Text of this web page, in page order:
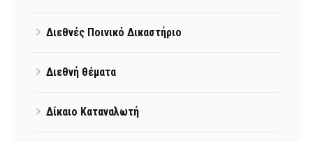
Διεθνές Ποινικό Δικαστήριο
Διεθνή θέματα
Δίκαιο Καταναλωτή